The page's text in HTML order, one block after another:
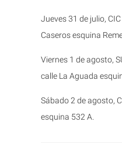
Jueves 31 de julio,
Caseros esquina
Viernes 1 de agosto,
calle La Aguada
Sábado 2 de agosto,
esquina 532 A.